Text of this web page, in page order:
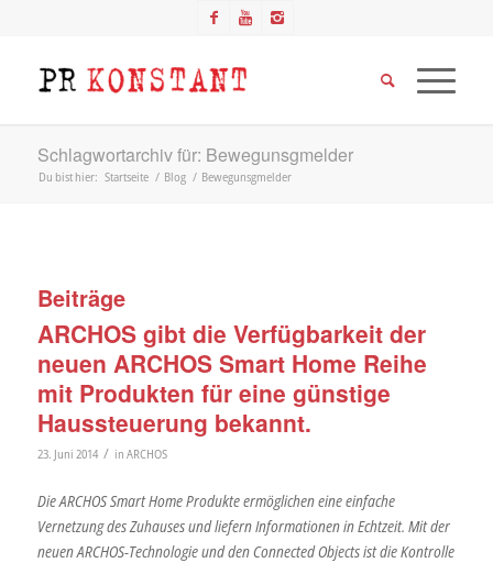
Schlagwortarchiv für: Bewegunsgmelder
Du bist hier: Startseite / Blog / Bewegunsgmelder
Beiträge
ARCHOS gibt die Verfügbarkeit der
neuen ARCHOS Smart Home Reihe
mit Produkten für eine günstige
Haussteuerung bekannt.
23. Juni 2014 / in ARCHOS
Die ARCHOS Smart Home Produkte ermöglichen eine einfache
Vernetzung des Zuhauses und liefern Informationen in Echtzeit. Mit der
neuen ARCHOS-Technologie und den Connected Objects ist die Kontrolle